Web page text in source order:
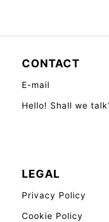
CONTACT
E-mail
Hello! Shall we
LEGAL
Privacy Policy
Cookie Policy